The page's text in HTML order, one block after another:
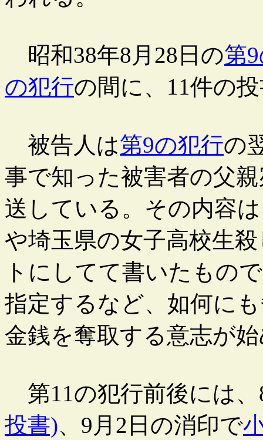
昭和38年8月28日の第
の犯行の間に、11件の
被告人は第9の犯行の
事で知った被害者の父
送している。その内容
や埼玉県の女子高校生
トにしてて書いたもの
指定するなど、如何に
金銭を奪取する意志が
第11の犯行前後には、
投書)、9月2日の消印で